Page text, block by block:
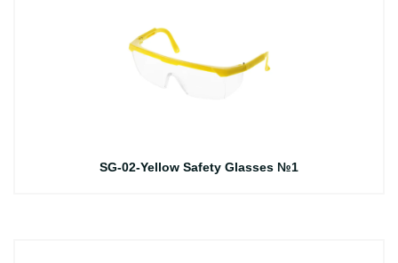
SG-02-Yellow Safety Glasses №1